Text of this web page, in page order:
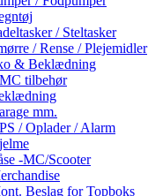
/ Steltasker
/ Rense / Plejemidler
& Beklædning
tilbehør
mm.
/ Oplader / Alarm
-MC/Scooter
Beslag for Topboks